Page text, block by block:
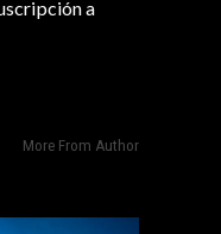
a
More From Author